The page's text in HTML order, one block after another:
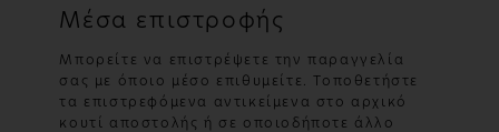
Μέσα επιστροφής
Μπορείτε να επιστρέψετε την παραγγελία
σας με όποιο μέσο επιθυμείτε. Τοποθετήστε
τα επιστρεφόμενα αντικείμενα στο αρχικό
κουτί αποστολής ή σε οποιοδήποτε άλλο